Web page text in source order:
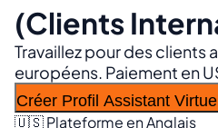
(Clients
Travaillez pour des clients
européens. Paiement en
Créer Profil Assistant Virtuel
🇺🇸 Plateforme en Anglais